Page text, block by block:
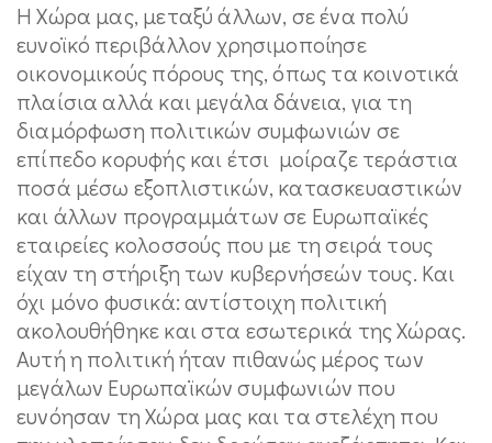
Η Χώρα μας, μεταξύ άλλων, σε ένα πολύ
ευνοϊκό περιβάλλον χρησιμοποίησε
οικονομικούς πόρους της, όπως τα κοινοτικά
πλαίσια αλλά και μεγάλα δάνεια, για τη
διαμόρφωση πολιτικών συμφωνιών σε
επίπεδο κορυφής και έτσι μοίραζε τεράστια
ποσά μέσω εξοπλιστικών, κατασκευαστικών
και άλλων προγραμμάτων σε Ευρωπαϊκές
εταιρείες κολοσσούς που με τη σειρά τους
είχαν τη στήριξη των κυβερνήσεών τους. Και
όχι μόνο φυσικά: αντίστοιχη πολιτική
ακολουθήθηκε και στα εσωτερικά της Χώρας.
Αυτή η πολιτική ήταν πιθανώς μέρος των
μεγάλων Ευρωπαϊκών συμφωνιών που
ευνόησαν τη Χώρα μας και τα στελέχη που